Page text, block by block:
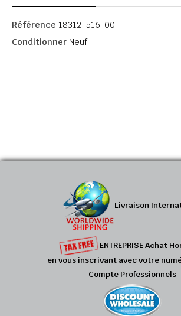
Référence 18312-516-00
Conditionner Neuf
Livraison
ENTREPRISE Achat
en vous inscrivant avec votre
Compte Professionnels